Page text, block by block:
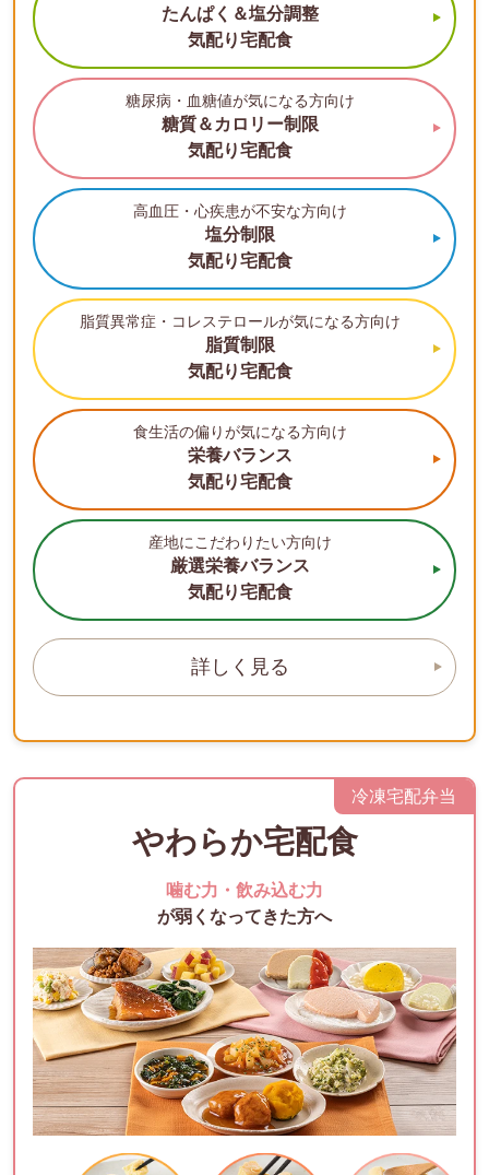
たんぱく＆塩分調整
気配り宅配食
糖尿病・血糖値が気になる方向け
糖質＆カロリー制限
気配り宅配食
高血圧・心疾患が不安な方向け
塩分制限
気配り宅配食
脂質異常症・コレステロールが気になる方向け
脂質制限
気配り宅配食
食生活の偏りが気になる方向け
栄養バランス
気配り宅配食
産地にこだわりたい方向け
厳選栄養バランス
気配り宅配食
詳しく見る
冷凍宅配弁当
やわらか宅配食
噛む力・飲み込む力
が弱くなってきた方へ